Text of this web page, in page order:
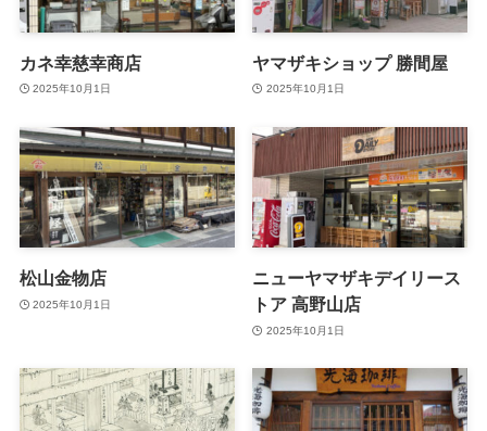
カネ幸慈幸商店
2025年10月1日
ヤマザキショップ 勝間屋
2025年10月1日
松山金物店
2025年10月1日
ニューヤマザキデイリース
トア 高野山店
2025年10月1日